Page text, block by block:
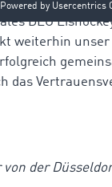
DEG
weiterhin
das
der